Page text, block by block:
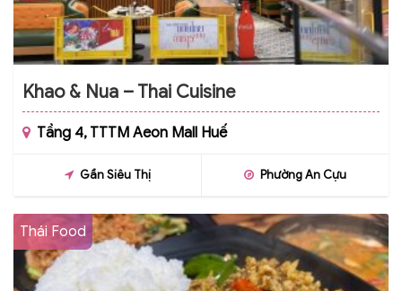
Khao & Nua – Thai Cuisine
Tầng 4, TTTM Aeon Mall Huế
Gần Siêu Thị Phường An Cựu
Thái Food